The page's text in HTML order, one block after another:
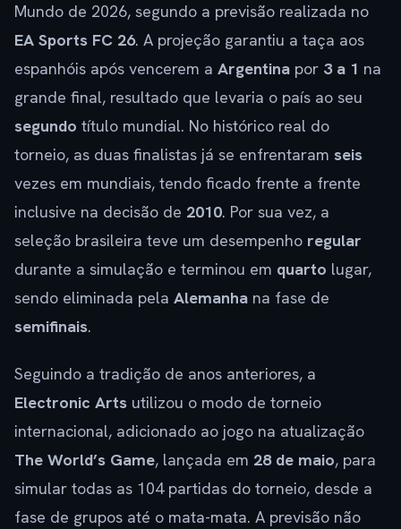
Mundo de 2026, segundo a previsão realizada no
EA Sports FC 26. A projeção garantiu a taça aos
espanhóis após vencerem a Argentina por 3 a 1 na
grande final, resultado que levaria o país ao seu
segundo título mundial. No histórico real do
torneio, as duas finalistas já se enfrentaram seis
vezes em mundiais, tendo ficado frente a frente
inclusive na decisão de 2010. Por sua vez, a
seleção brasileira teve um desempenho regular
durante a simulação e terminou em quarto lugar,
sendo eliminada pela Alemanha na fase de
semifinais.
Seguindo a tradição de anos anteriores, a
Electronic Arts utilizou o modo de torneio
internacional, adicionado ao jogo na atualização
The World’s Game, lançada em 28 de maio, para
simular todas as 104 partidas do torneio, desde a
fase de grupos até o mata-mata. A previsão não